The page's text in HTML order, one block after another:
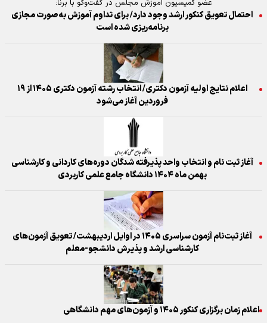
عضو کمیسیون آموزش مجلس در گفت‌و‌گو با برنا:
احتمال تعویق کنکور ارشد وجود دارد/ برای تداوم آموزش به‌صورت مجازی
برنامه‌ریزی شده است
اعلام نتایج اولیه آزمون دکتری/ انتخاب رشته آزمون دکتری ۱۴۰۵ از ۱۹
فروردین آغاز می‌شود
آغاز ثبت نام و انتخاب واحد پذیرفته شدگان دوره‌های کاردانی و کارشناسی
بهمن ماه ۱۴۰۴ دانشگاه جامع علمی کاربردی
آغاز ثبت‌نام آزمون سراسری ۱۴۰۵ در اوایل اردیبهشت/ تعویق آزمون‌های
کارشناسی ارشد و پذیرش دانشجو-معلم
اعلام زمان برگزاری کنکور ۱۴۰۵ و آزمون‌های مهم دانشگاهی